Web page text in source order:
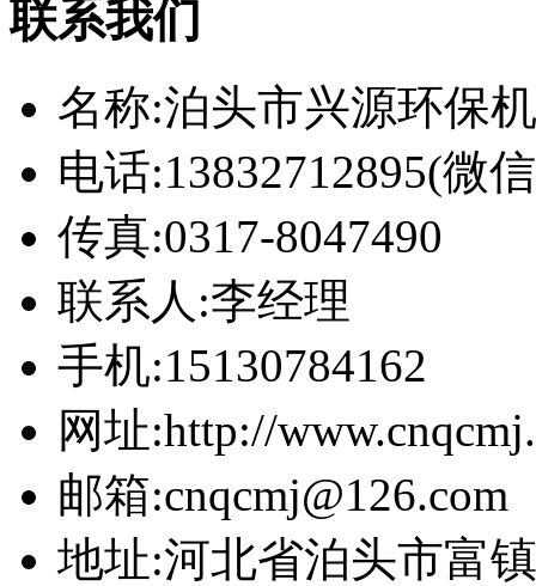
联系我们
名称:泊头市兴源环保
电话:13832712895(微
传真:0317-8047490
联系人:李经理
手机:15130784162
网址:http://
邮箱:cnqcmj@126.com
地址:河北省泊头市富